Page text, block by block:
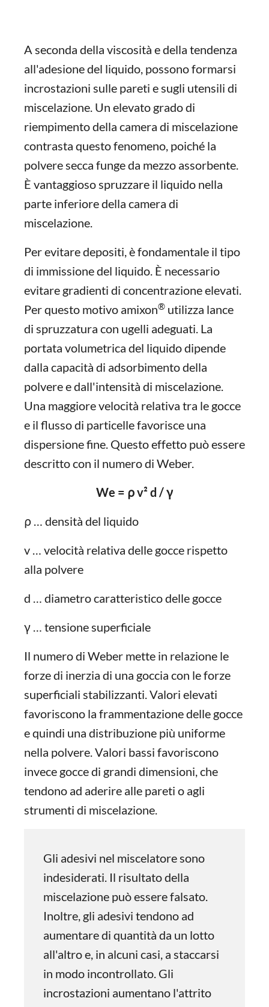
A seconda della viscosità e della tendenza
all'adesione del liquido, possono formarsi
incrostazioni sulle pareti e sugli utensili di
miscelazione. Un elevato grado di
riempimento della camera di miscelazione
contrasta questo fenomeno, poiché la
polvere secca funge da mezzo assorbente.
È vantaggioso spruzzare il liquido nella
parte inferiore della camera di
miscelazione.
Per evitare depositi, è fondamentale il tipo
di immissione del liquido. È necessario
evitare gradienti di concentrazione elevati.
Per questo motivo amixon® utilizza lance
di spruzzatura con ugelli adeguati. La
portata volumetrica del liquido dipende
dalla capacità di adsorbimento della
polvere e dall'intensità di miscelazione.
Una maggiore velocità relativa tra le gocce
e il flusso di particelle favorisce una
dispersione fine. Questo effetto può essere
descritto con il numero di Weber.
We = ρ v² d / γ
ρ … densità del liquido
v … velocità relativa delle gocce rispetto
alla polvere
d … diametro caratteristico delle gocce
γ … tensione superficiale
Il numero di Weber mette in relazione le
forze di inerzia di una goccia con le forze
superficiali stabilizzanti. Valori elevati
favoriscono la frammentazione delle gocce
e quindi una distribuzione più uniforme
nella polvere. Valori bassi favoriscono
invece gocce di grandi dimensioni, che
tendono ad aderire alle pareti o agli
strumenti di miscelazione.
Gli adesivi nel miscelatore sono
indesiderati. Il risultato della
miscelazione può essere falsato.
Inoltre, gli adesivi tendono ad
aumentare di quantità da un lotto
all'altro e, in alcuni casi, a staccarsi
in modo incontrollato. Gli
incrostazioni aumentano l'attrito